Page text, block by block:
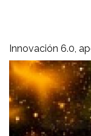
Innovación 6.0,